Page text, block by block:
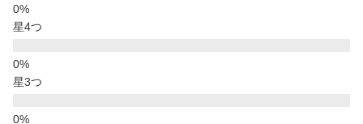
星4つ
星3つ